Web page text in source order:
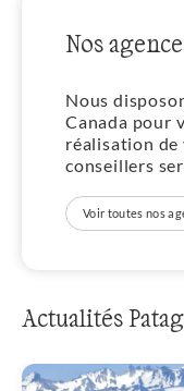
Nos
Nous
Canada pour
réalisation de
conseillers
Voir toutes nos
Actualités